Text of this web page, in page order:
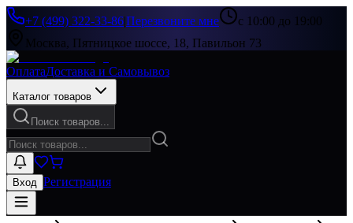
+7 (499) 322-33-86|Перезвоните мне
с 10:00 до 19:00
Москва, Пятницкое шоссе, 18, Павильон 73
ОплатаДоставка и Самовывоз
Каталог товаров
Поиск товаров...
Вход Регистрация